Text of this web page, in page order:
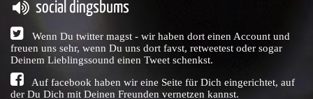
social dingsbums
Wenn Du twitter magst - wir haben dort einen Account und
freuen uns sehr, wenn Du uns dort favst, retweetest oder sogar
Deinem Lieblingssound einen Tweet schenkst.
Auf facebook haben wir eine Seite für Dich eingerichtet, auf
der Du Dich mit Deinen Freunden vernetzen kannst.